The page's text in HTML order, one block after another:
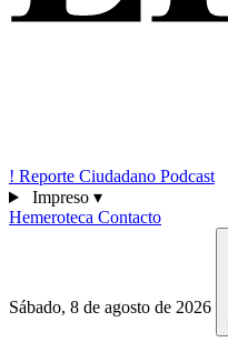
! Reporte Ciudadano Podcast
Impreso ▾
Hemeroteca Contacto
Sábado, 8 de agosto de 2026